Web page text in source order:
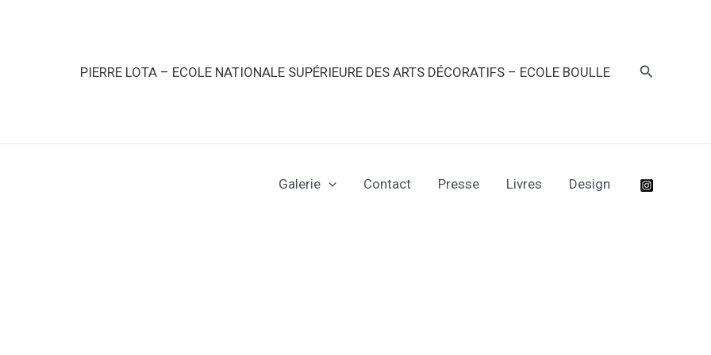
PIERRE LOTA – ECOLE NATIONALE SUPÉRIEURE DES ARTS DÉCORATIFS – ECOLE BOULLE
Galerie Contact Presse Livres Design